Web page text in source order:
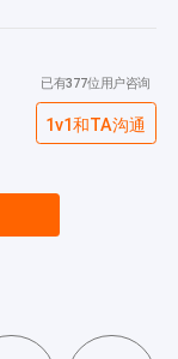
已有377位用户咨询
1v1和TA沟通